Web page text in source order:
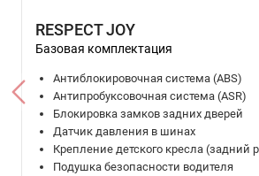
RESPECT JOY
Базовая комплектация
Антиблокировочная система (ABS)
Антипробуксовочная система (ASR)
Блокировка замков задних дверей
Датчик давления в шинах
Крепление детского кресла (задний
Подушка безопасности водителя